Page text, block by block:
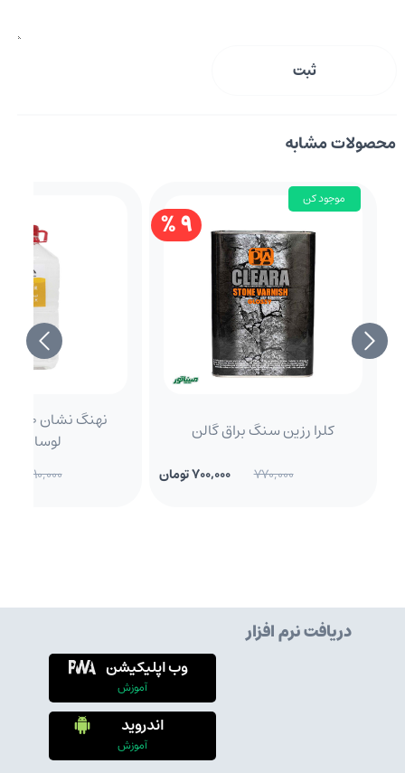
ثبت
محصولات مشابه
9 %
موجود کن
کلرا رزین سنگ براق گالن
770,000 700,000 تومان 1,210,000
دریافت نرم افزار
وب اپلیکیشن
آموزش
اندروید
آموزش